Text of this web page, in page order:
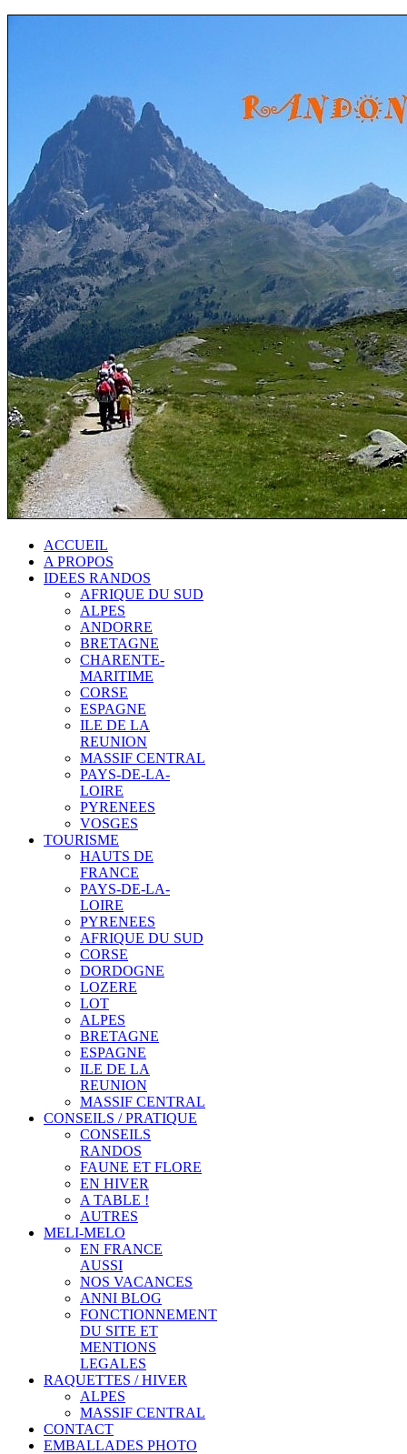
ACCUEIL
A PROPOS
IDEES RANDOS
AFRIQUE DU SUD
ALPES
ANDORRE
BRETAGNE
CHARENTE-
MARITIME
CORSE
ESPAGNE
ILE DE LA
REUNION
MASSIF CENTRAL
PAYS-DE-LA-
LOIRE
PYRENEES
VOSGES
TOURISME
HAUTS DE
FRANCE
PAYS-DE-LA-
LOIRE
PYRENEES
AFRIQUE DU SUD
CORSE
DORDOGNE
LOZERE
LOT
ALPES
BRETAGNE
ESPAGNE
ILE DE LA
REUNION
MASSIF CENTRAL
CONSEILS / PRATIQUE
CONSEILS
RANDOS
FAUNE ET FLORE
EN HIVER
A TABLE !
AUTRES
MELI-MELO
EN FRANCE
AUSSI
NOS VACANCES
ANNI BLOG
FONCTIONNEMENT
DU SITE ET
MENTIONS
LEGALES
RAQUETTES / HIVER
ALPES
MASSIF CENTRAL
CONTACT
EMBALLADES PHOTO